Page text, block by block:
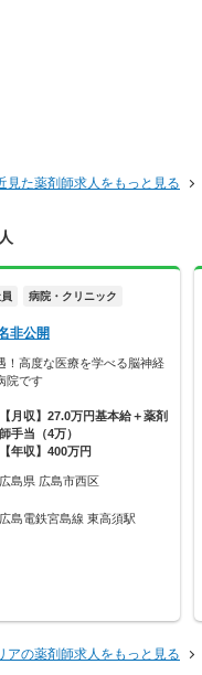
見た薬剤師求人をもっと見る
病院・クリニック
非公開
！高度な医療を学べる脳神経
院です
【月収】27.0万円基本給＋薬剤
師手当（4万）
【年収】400万円
広島県 広島市西区
広島電鉄宮島線 東高須駅
アの薬剤師求人をもっと見る